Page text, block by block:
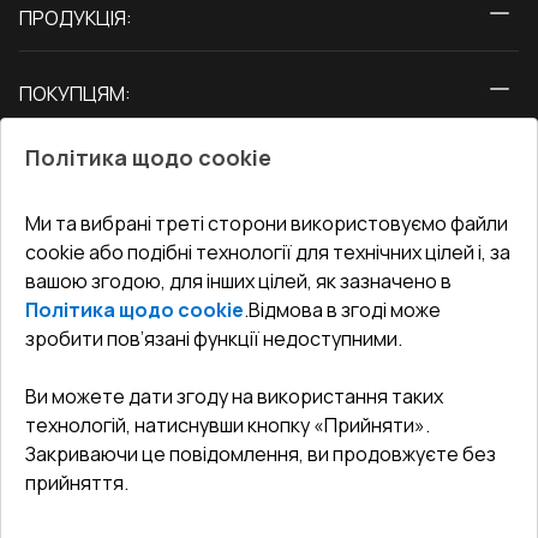
ПРОДУКЦІЯ:
Двері
ПОКУПЦЯМ:
Блог
Адреса гіпермаркета
Як правильно заміряти вікна
СЕРВІС ТА ОБЛУГОВУВАННЯ:
Доставка і Оплата
Гарантія та Сервіс
Повернення товару
Договір публічної оферти
КОНТАКТИ
Офіс:Україна, м. Вінниця, вул. Келецька 60 кв. 61
undefined(undefined)
Політика щодо cookie
Ми та вибрані треті сторони використовуємо файли
cookie або подібні технології для технічних цілей і, за
вашою згодою, для інших цілей, як зазначено в
Політика щодо cookie.Відмова в згоді може
зробити пов’язані функції недоступними.
Ви можете дати згоду на використання таких
технологій, натиснувши кнопку «Прийняти».
Закриваючи це повідомлення, ви продовжуєте без
прийняття.